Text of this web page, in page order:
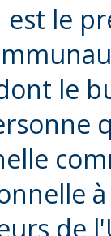
est le
le
de